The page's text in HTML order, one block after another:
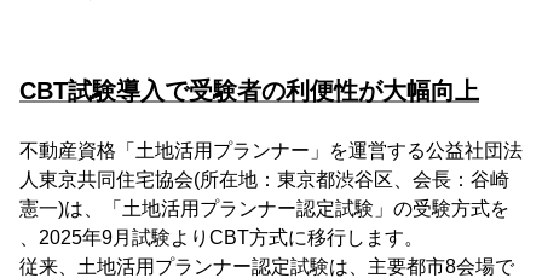
CBT試験導入で受験者の利便性が大幅向上
不動産資格「土地活用プランナー」を運営する公益社団法
人東京共同住宅協会(所在地：東京都渋谷区、会長：谷崎
憲一)は、「土地活用プランナー認定試験」の受験方式を
、2025年9月試験よりCBT方式に移行します。
従来、土地活用プランナー認定試験は、主要都市8会場で